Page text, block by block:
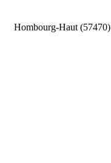
Hombourg-Haut (57470)